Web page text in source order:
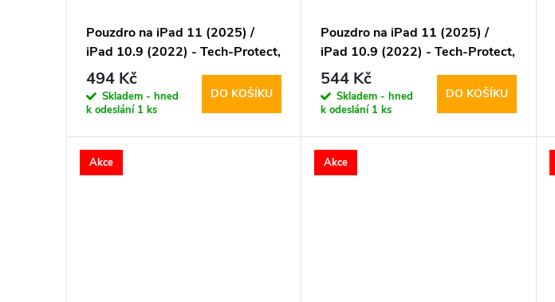
Pouzdro na iPad 11 (2025) /
iPad 10.9 (2022) - Tech-Protect,
SmartCase Pink
494 Kč
Skladem - hned
k odeslání 1 ks
DO KOŠÍKU
Pouzdro na iPad 11 (2025) /
iPad 10.9 (2022) - Tech-Protect,
SmartCase Pen Gray
544 Kč
Skladem - hned
k odeslání 1 ks
DO KOŠÍKU
Akce Akce